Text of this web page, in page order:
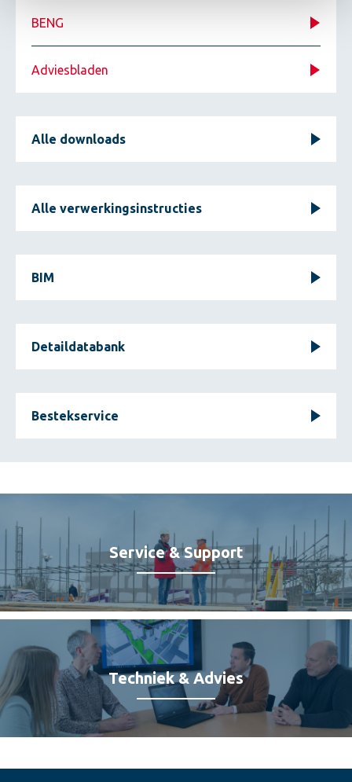
BENG
Adviesbladen
Alle downloads
Alle verwerkingsinstructies
BIM
Detaildatabank
Bestekservice
Service & Support
Techniek & Advies